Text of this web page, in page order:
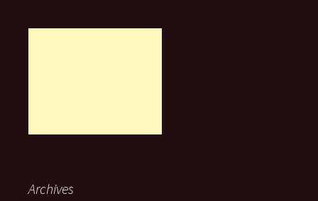
Archives